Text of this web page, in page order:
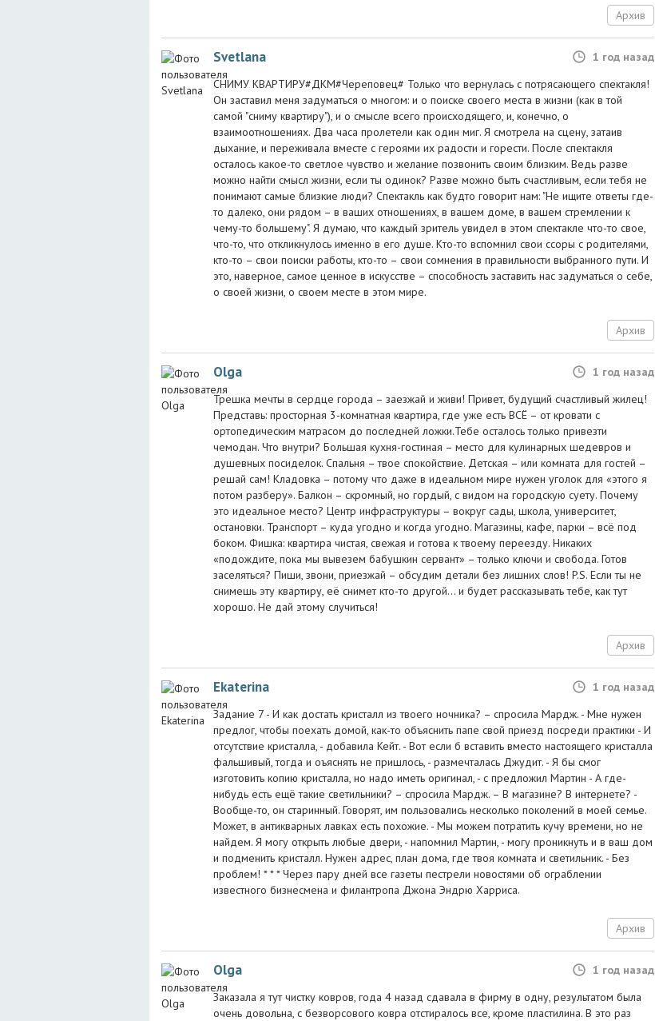
Архив
Svetlana
1 год назад
СНИМУ КВАРТИРУ#ДКМ#Череповец# Только что вернулась с потрясающего спектакля!
Он заставил меня задуматься о многом: и о поиске своего места в жизни (как в той
самой "сниму квартиру"), и о смысле всего происходящего, и, конечно, о
взаимоотношениях. Два часа пролетели как один миг. Я смотрела на сцену, затаив
дыхание, и переживала вместе с героями их радости и горести. После спектакля
осталось какое-то светлое чувство и желание позвонить своим близким. Ведь разве
можно найти смысл жизни, если ты одинок? Разве можно быть счастливым, если тебя не
понимают самые близкие люди? Спектакль как будто говорит нам: "Не ищите ответы где-
то далеко, они рядом – в ваших отношениях, в вашем доме, в вашем стремлении к
чему-то большему". Я думаю, что каждый зритель увидел в этом спектакле что-то свое,
что-то, что откликнулось именно в его душе. Кто-то вспомнил свои ссоры с родителями,
кто-то – свои поиски работы, кто-то – свои сомнения в правильности выбранного пути. И
это, наверное, самое ценное в искусстве – способность заставить нас задуматься о себе,
о своей жизни, о своем месте в этом мире.
Архив
Olga
1 год назад
Трешка мечты в сердце города – заезжай и живи! Привет, будущий счастливый жилец!
Представь: просторная 3-комнатная квартира, где уже есть ВСЁ – от кровати с
ортопедическим матрасом до последней ложки.Тебе осталось только привезти
чемодан. Что внутри? Большая кухня-гостиная – место для кулинарных шедевров и
душевных посиделок. Спальня – твое спокойствие. Детская – или комната для гостей –
решай сам! Кладовка – потому что даже в идеальном мире нужен уголок для «этого я
потом разберу». Балкон – скромный, но гордый, с видом на городскую суету. Почему
это идеальное место? Центр инфраструктуры – вокруг сады, школа, университет,
остановки. Транспорт – куда угодно и когда угодно. Магазины, кафе, парки – всё под
боком. Фишка: квартира чистая, свежая и готова к твоему переезду. Никаких
«подождите, пока мы вывезем бабушкин сервант» – только ключи и свобода. Готов
заселяться? Пиши, звони, приезжай – обсудим детали без лишних слов! P.S. Если ты не
снимешь эту квартиру, её снимет кто-то другой… и будет рассказывать тебе, как тут
хорошо. Не дай этому случиться!
Архив
Ekaterina
1 год назад
Задание 7 - И как достать кристалл из твоего ночника? – спросила Мардж. - Мне нужен
предлог, чтобы поехать домой, как-то объяснить папе свой приезд посреди практики - И
отсутствие кристалла, - добавила Кейт. - Вот если б вставить вместо настоящего кристалла
фальшивый, тогда и оъяснять не пришлось, - размечталась Джудит. - Я бы смог
изготовить копию кристалла, но надо иметь оригинал, - с предложил Мартин - А где-
нибудь есть ещё такие светильники? – спросила Мардж. – В магазине? В интернете? -
Вообще-то, он старинный. Говорят, им пользовались несколько поколений в моей семье.
Может, в антикварных лавках есть похожие. - Мы можем потратить кучу времени, но не
найдем. Я могу открыть любые двери, - напомнил Мартин, - могу проникнуть и в ваш дом
и подменить кристалл. Нужен адрес, план дома, где твоя комната и светильник. - Без
проблем! * * * Через пару дней все газеты пестрели новостями об ограблении
известного бизнесмена и филантропа Джона Эндрю Харриса.
Архив
Olga
1 год назад
Заказала я тут чистку ковров, года 4 назад сдавала в фирму в одну, результатом была
очень довольна, с безворсового ковра отстиралось все, кроме пластилина. В это раз